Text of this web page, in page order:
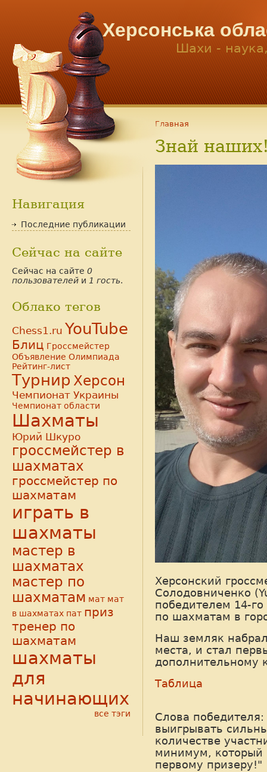
Херсонська
Шахи -
Главная
Знай
Херсонский
Солодовниченко
победителем 14-
по шахматам в
Наш земляк
места, и стал
дополнительному
Таблица
Слова
выигрывать
количестве
минимум, который
первому призеру!"
Навигация
Последние публикации
Сейчас на сайте
Сейчас на сайте 0
пользователей и 1 гость.
Облако тегов
Chess1.ru YouTube
Блиц Гроссмейстер
Объявление Олимпиада
Рейтинг-лист
Турнир Херсон
Чемпионат Украины
Чемпионат области
Шахматы
Юрий Шкуро
гроссмейстер в
шахматах
гроссмейстер по
шахматам
играть в
шахматы
мастер в
шахматах
мастер по
шахматам мат мат
в шахматах пат приз
тренер по
шахматам
шахматы
для
начинающих
все тэги